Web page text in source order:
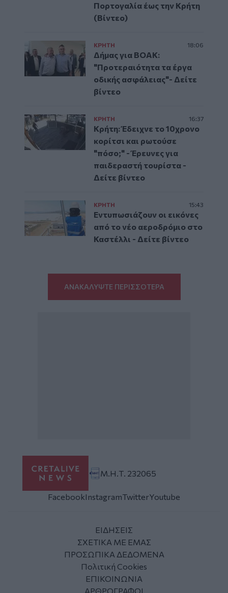
Πορτογαλία έως την Κρήτη
(Βίντεο)
ΚΡΗΤΗ 18:06
Δήμας για ΒΟΑΚ:
"Προτεραιότητα τα έργα
οδικής ασφάλειας"- Δείτε
βίντεο
ΚΡΗΤΗ 16:37
Κρήτη: Έδειχνε το 10χρονο
κορίτσι και ρωτούσε
"πόσο;" - Έρευνες για
παιδεραστή τουρίστα -
Δείτε βίντεο
ΚΡΗΤΗ 15:43
Εντυπωσιάζουν οι εικόνες
από το νέο αεροδρόμιο στο
Καστέλλι - Δείτε βίντεο
ΑΝΑΚΑΛΥΨΤΕ ΠΕΡΙΣΣΟΤΕΡΑ
Μ.Η.Τ. 232065
FacebookInstagramTwitterYoutube
ΕΙΔΗΣΕΙΣ
ΣΧΕΤΙΚΑ ΜΕ ΕΜΑΣ
ΠΡΟΣΩΠΙΚΑ ΔΕΔΟΜΕΝΑ
Πολιτική Cookies
ΕΠΙΚΟΙΝΩΝΙΑ
ΑΡΘΡΟΓΡΑΦΟΙ